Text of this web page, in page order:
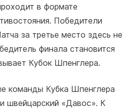
в формате
Победители
за третье место здесь не
финала становится
Кубок Шпенглера.
команды Кубка Шпенглера
швейцарский «Давос». К